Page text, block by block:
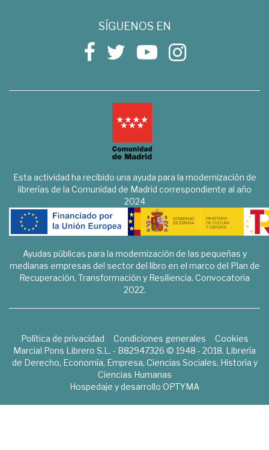
SÍGUENOS EN
Esta actividad ha recibido una ayuda para la modernización de
librerías de la Comunidad de Madrid correspondiente al año
2024
Ayudas públicas para la modernización de las pequeñas y
medianas empresas del sector del libro en el marco del Plan de
Recuperación, Transformación y Resiliencia. Convocatoria
2022.
Política de privacidad Condiciones generales
Cookies
Marcial Pons Librero S.L. - B82947326 © 1948 - 2018. Librería
de Derecho, Economía, Empresa, Ciencias Sociales, Historia y
Ciencias Humanas
Hospedaje y desarrollo OPTYMA